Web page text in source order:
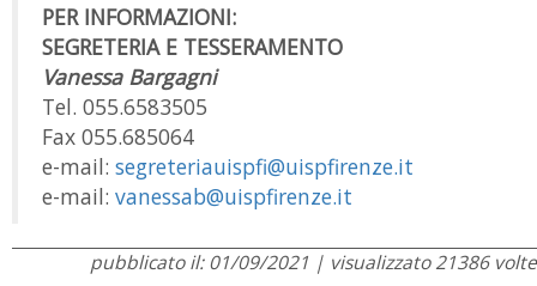
PER INFORMAZIONI:
SEGRETERIA E TESSERAMENTO
Vanessa Bargagni
Tel. 055.6583505
Fax 055.685064
e-mail: segreteriauispfi@uispfirenze.it
e-mail: vanessab@uispfirenze.it
pubblicato il: 01/09/2021 | visualizzato 21386 volte